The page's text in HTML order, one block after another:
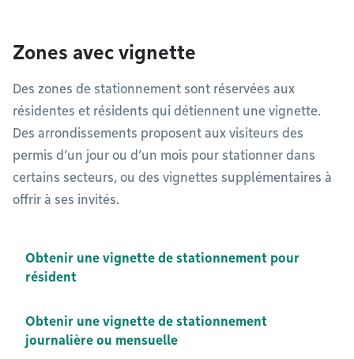
Zones avec vignette
Des zones de stationnement sont réservées aux
résidentes et résidents qui détiennent une vignette.
Des arrondissements proposent aux visiteurs des
permis d’un jour ou d’un mois pour stationner dans
certains secteurs, ou des vignettes supplémentaires à
offrir à ses invités.
Obtenir une vignette de stationnement pour
résident
Obtenir une vignette de stationnement
journalière ou mensuelle